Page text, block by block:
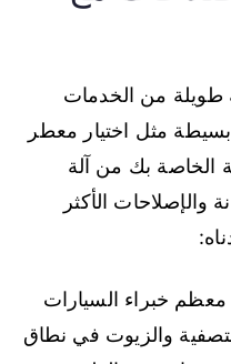
طويلة من الخدمات
بسيطة مثل اختيار معطر
الخاصة بك من آلة
والإصلاحات الأكثر
معظم خبراء السيارات
والزيوت في نطاق